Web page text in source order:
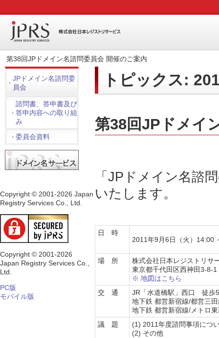
第38回JPドメイン名諮問委員会 開催のご案内
トピックス:
第38回JPドメイ
「JPドメイン名諮
いたします。
日 時
2011年9月6日（火）14:00
場 所
株式会社日本レジストリサ
東京都千代田区西神田3-8-
※ 地図はこちら
交 通
JR「水道橋駅」西口 徒歩
地下鉄 都営新宿線/都営三
地下鉄 都営新宿線/メトロ
議 題
(1) 2011年度諮問事項につ
(2) その他
JPドメイン名諮問委
員会
諮問書、答申書及び
答申内容への取り組
み
委員会資料
Copyright © 2001-2026 Japan
Registry Services Co., Ltd.
Copyright © 2001-2026
Japan Registry Services Co.,
Ltd.
PC版
モバイル版